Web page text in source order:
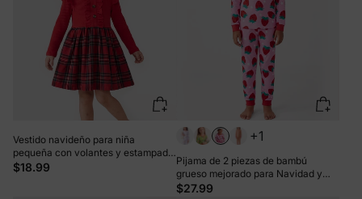
Vestido navideño para niña
pequeña con volantes y estampado
de cuadrícula, rojo, con diadema
$18.99
+1
Pijama de 2 piezas de bambú
grueso mejorado para Navidad y
Halloween, con estampado infantil
$27.99